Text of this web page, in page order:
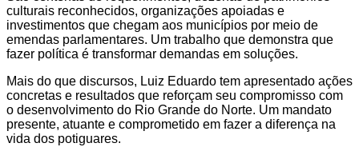
culturais reconhecidos, organizações apoiadas e
investimentos que chegam aos municípios por meio de
emendas parlamentares. Um trabalho que demonstra que
fazer política é transformar demandas em soluções.
Mais do que discursos, Luiz Eduardo tem apresentado ações
concretas e resultados que reforçam seu compromisso com
o desenvolvimento do Rio Grande do Norte. Um mandato
presente, atuante e comprometido em fazer a diferença na
vida dos potiguares.